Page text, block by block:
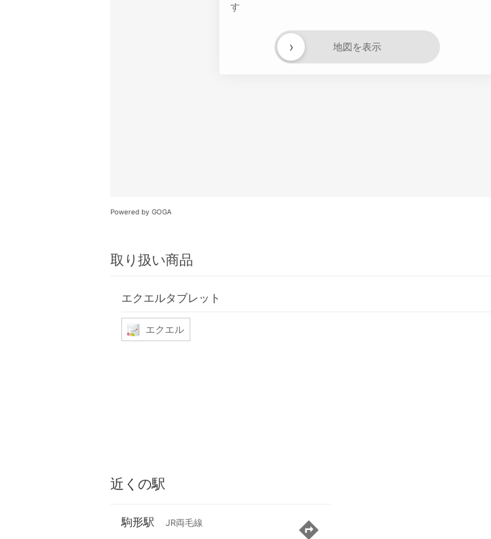
す
地図を表示
›
Powered by GOGA
取り扱い商品
エクエルタブレット
エクエル
近くの駅
駒形駅 JR両毛線